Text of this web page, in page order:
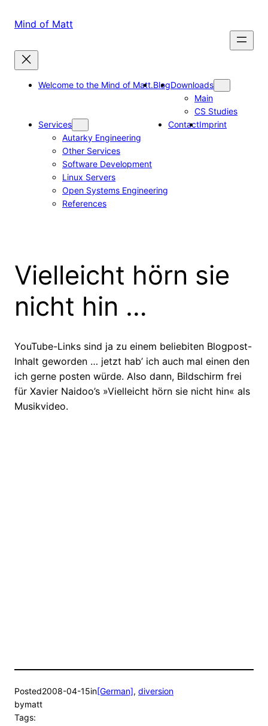
Mind of Matt
Welcome to the Mind of Matt.BlogDownloads
Main
CS Studies
Services
Autarky Engineering
Other Services
Software Development
Linux Servers
Open Systems Engineering
References
ContactImprint
Vielleicht hörn sie
nicht hin …
YouTube-Links sind ja zu einem beliebiten Blogpost-
Inhalt geworden … jetzt hab’ ich auch mal einen den
ich gerne posten würde. Also dann, Bildschirm frei
für Xavier Naidoo’s »Vielleicht hörn sie nicht hin« als
Musikvideo.
Posted2008-04-15in[German], diversion
bymatt
Tags: